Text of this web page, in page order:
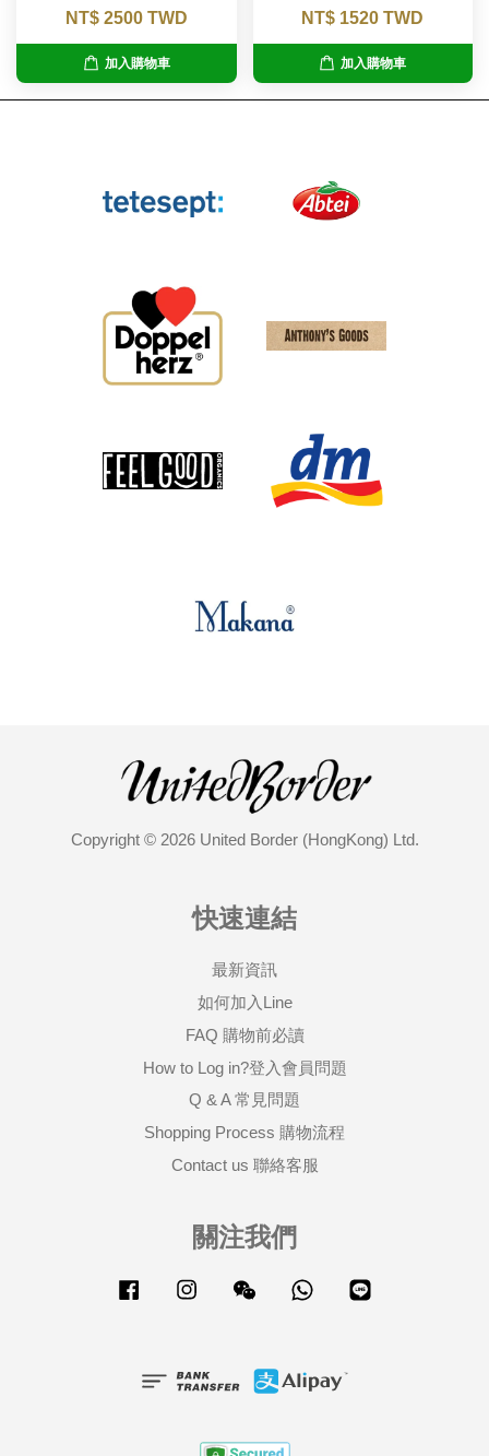
NT$ 2500 TWD
加入購物車
NT$ 1520 TWD
加入購物車
Copyright © 2026 United Border (HongKong) Ltd.
快速連結
最新資訊
如何加入Line
FAQ 購物前必讀
How to Log in?登入會員問題
Q & A 常見問題
Shopping Process 購物流程
Contact us 聯絡客服
關注我們
Facebook Instagram Wechat Whatsapp